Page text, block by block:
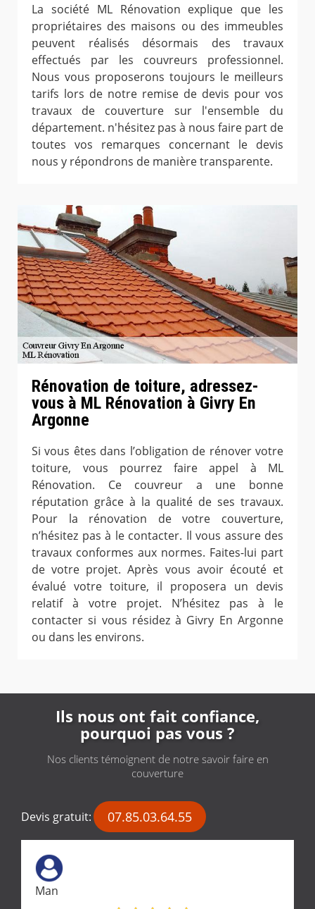
La société ML Rénovation explique que les
propriétaires des maisons ou des immeubles
peuvent réalisés désormais des travaux
effectués par les couvreurs professionnel.
Nous vous proposerons toujours le meilleurs
tarifs lors de notre remise de devis pour vos
travaux de couverture sur l'ensemble du
département. n'hésitez pas à nous faire part de
toutes vos remarques concernant le devis
nous y répondrons de manière transparente.
Rénovation de toiture, adressez-
vous à ML Rénovation à Givry En
Argonne
Si vous êtes dans l’obligation de rénover votre
toiture, vous pourrez faire appel à ML
Rénovation. Ce couvreur a une bonne
réputation grâce à la qualité de ses travaux.
Pour la rénovation de votre couverture,
n’hésitez pas à le contacter. Il vous assure des
travaux conformes aux normes. Faites-lui part
de votre projet. Après vous avoir écouté et
évalué votre toiture, il proposera un devis
relatif à votre projet. N’hésitez pas à le
contacter si vous résidez à Givry En Argonne
ou dans les environs.
Ils nous ont fait confiance,
pourquoi pas vous ?
Nos clients témoignent de notre savoir faire en
couverture
Devis gratuit: 07.85.03.64.55
Man